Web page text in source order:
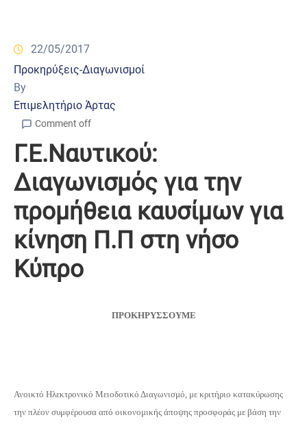
22/05/2017
Προκηρύξεις-Διαγωνισμοί
By
Επιμελητήριο Άρτας
Comment off
Γ.Ε.Ναυτικού:
Διαγωνισμός για την
προμήθεια καυσίμων για
κίνηση Π.Π στη νήσο
Κύπρο
ΠΡΟΚΗΡΥΣΣΟΥΜΕ
Ανοικτό Ηλεκτρονικό Μειοδοτικό Διαγωνισμό, με κριτήριο κατακύρωσης
την πλέον συμφέρουσα από οικονομικής άποψης προσφοράς με βάση την